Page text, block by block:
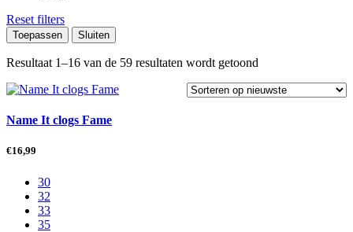
Reset filters
Toepassen Sluiten
Resultaat 1–16 van de 59 resultaten wordt getoond
nieuwste
Name It clogs Fame
€16,99
30
32
33
35